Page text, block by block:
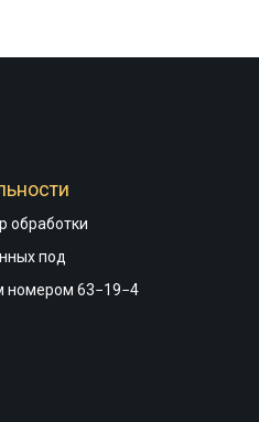
обработки
под
номером 63−19−4